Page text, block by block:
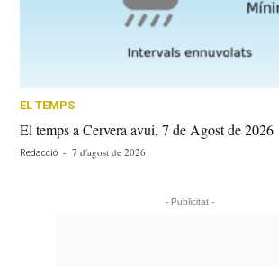
EL TEMPS
El temps a Cervera avui, 7 de Agost de 2026
Redacció - 7 d'agost de 2026
- Publicitat -